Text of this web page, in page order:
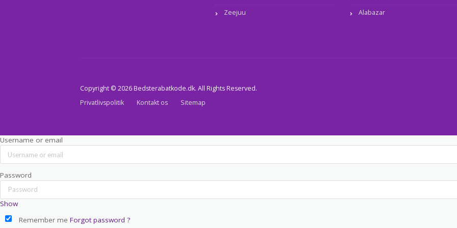
Zeejuu
Alabazar
Copyright © 2026 Bedsterabatkode.dk. All Rights Reserved.
Privatlivspolitik
Kontakt os Sitemap
Username or email
Password
Show
Remember me Forgot password ?